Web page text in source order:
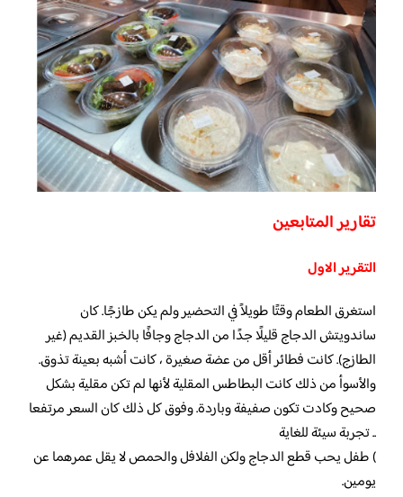
تقارير المتابعين
التقرير الاول
استغرق الطعام وقتًا طويلاً في التحضير ولم يكن طازجًا. كان
ساندويتش الدجاج قليلًا جدًا من الدجاج وجافًا بالخبز القديم (غير
الطازج). كانت فطائر أقل من عضة صغيرة ، كانت أشبه بعينة تذوق.
والأسوأ من ذلك كانت البطاطس المقلية لأنها لم تكن مقلية بشكل
صحيح وكادت تكون صفيفة وباردة. وفوق كل ذلك كان السعر مرتفعا
.. تجربة سيئة للغاية
) طفل يحب قطع الدجاج ولكن الفلافل والحمص لا يقل عمرهما عن
يومين.